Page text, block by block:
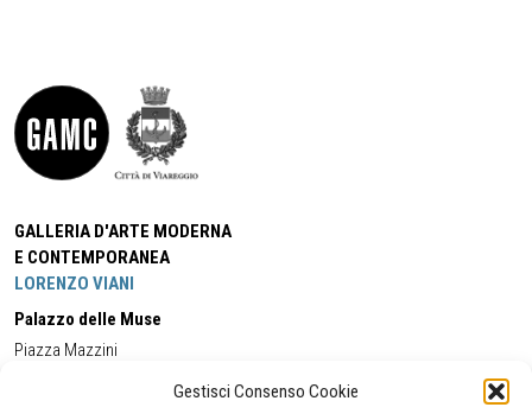
Gestisci Consenso Cookie
GALLERIA D'ARTE MODERNA
E CONTEMPORANEA
LORENZO VIANI
Palazzo delle Muse
Piazza Mazzini
Cell:+39 338 5714978 (orario apertura Galleria)